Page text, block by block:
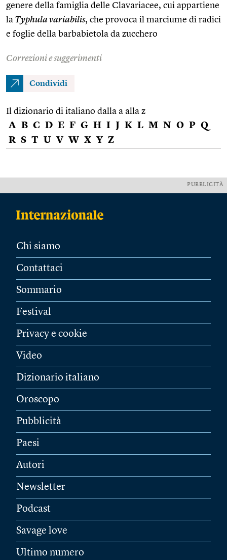
genere della famiglia delle Clavariacee, cui appartiene
la Typhula variabilis, che provoca il marciume di radici
e foglie della barbabietola da zucchero
Correzioni e suggerimenti
Condividi
Il dizionario di italiano dalla a alla z
A B C D E F G H I J K L M N O P Q
R S T U V W X Y Z
PUBBLICITÀ
Chi siamo
Contattaci
Sommario
Festival
Privacy e cookie
Video
Dizionario italiano
Oroscopo
Pubblicità
Paesi
Autori
Newsletter
Podcast
Savage love
Ultimo numero